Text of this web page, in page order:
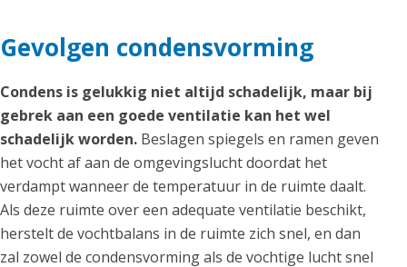
Gevolgen condensvorming
Condens is gelukkig niet altijd schadelijk, maar bij
gebrek aan een goede ventilatie kan het wel
schadelijk worden. Beslagen spiegels en ramen geven
het vocht af aan de omgevingslucht doordat het
verdampt wanneer de temperatuur in de ruimte daalt.
Als deze ruimte over een adequate ventilatie beschikt,
herstelt de vochtbalans in de ruimte zich snel, en dan
zal zowel de condensvorming als de vochtige lucht snel